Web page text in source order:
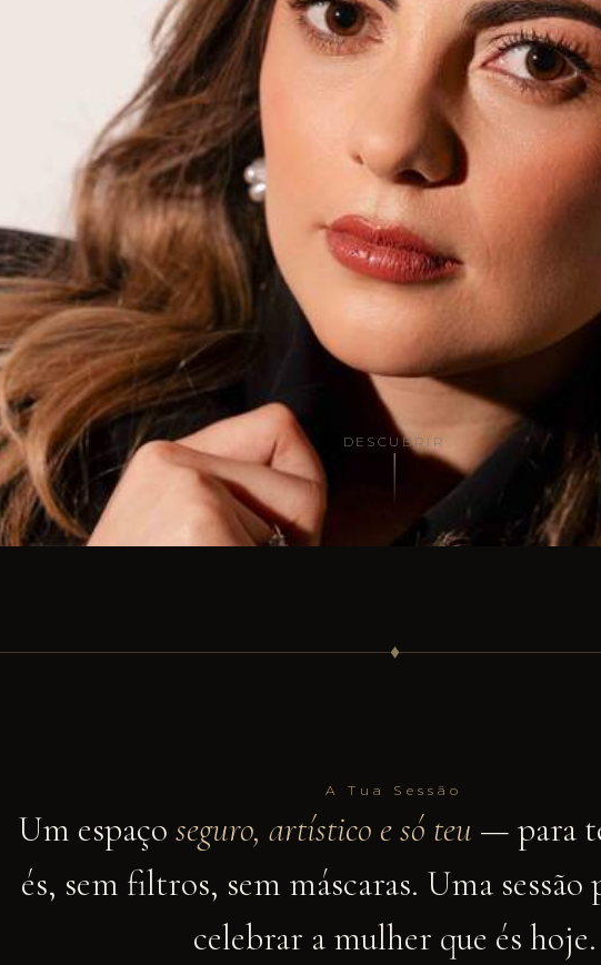
DESCUBRIR
♦
A Tua Sessão
Um espaço seguro, artístico e só teu — para
és, sem filtros, sem máscaras. Uma sessão
celebrar a mulher que és hoje.